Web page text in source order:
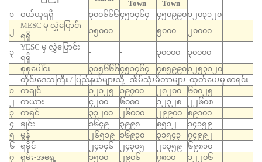
Town
Town
၁
ဝယ်ယူရရှိ ၃၀၀၆၆၆၄၅၁၄၆၄ ၄၅၀၉၉၀ ၁၂၀၃၁၂၀
၂
MESC မှ လွှဲပြောင်း
ရရှိ
၁၅၀၀၀ - ၅၀၀၀ ၂၀၀၀၀
၃
YESC မှ လွှဲပြောင်း
ရရှိ
- - ၃၀၀၀၀
၃၀၀၀၀
စုစုပေါင်း
၃၁၅၆၆၆၄၅၁၄၆၄ ၄၈၅၉၉၀ ၁၂၅၃၁၂၀
တိုင်းဒေသကြီး / ပြည်နယ်များသို့ အိမ်သုံးမီတာများ ထုတ်ပေးမှု စာရင်း
၁
ကချင် ၁၂၁၂၅ ၁၉၇၀၀ ၂၈၂၀၀
၆၀၀၂၅
၂
ကယား ၄၂၀၀ ၆၀၈၀ ၁၂၃၂၈
၂၂၆၀၈
၃
ကရင် ၃၃၂၀၀ ၂၆၀၀၀ ၂၉၉၀၀
၈၉၁၀၀
၄
ချင်း ၁၆၄၉ ၃၉၉၈ ၈၅၁၂
၁၄၁၅၉
၅
မွန် ၂၆၅၁၉ ၁၆၉၃၀ ၃၁၅၄၃
၇၄၉၉၂
၆
ရခိုင် ၂၄၁၄၆ ၂၄၃၀၅ ၂၁၃၅၉
၆၉၈၁၀
၇
ရှမ်း-အရှေ့ ၁၅၀၀ ၂၉၀၆ ၇၈၀၀
၁၂၂၀၆